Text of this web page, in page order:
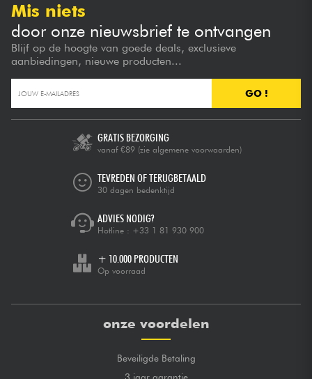
Mis niets
door onze nieuwsbrief te ontvangen
Blijf op de hoogte van goede deals, exclusieve
aanbiedingen, nieuwe producten...
GO !
GRATIS BEZORGING
vanaf €89 (zie algemene voorwaarden)
TEVREDEN OF TERUGBETAALD
30 dagen bedenktijd
ADVIES NODIG?
Hotline : +33 1 81 930 900
+ 10.000 PRODUCTEN
Op voorraad
onze voordelen
Beveiligde Betaling